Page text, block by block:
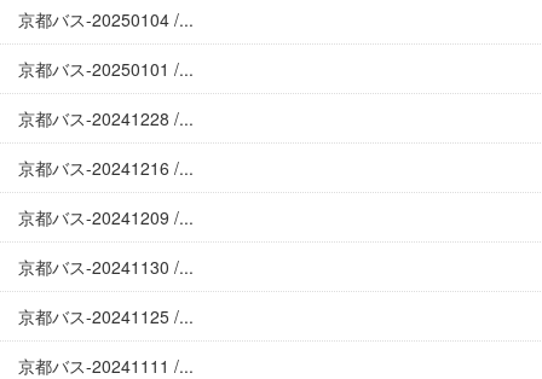
京都バス-20250104 /...
京都バス-20250101 /...
京都バス-20241228 /...
京都バス-20241216 /...
京都バス-20241209 /...
京都バス-20241130 /...
京都バス-20241125 /...
京都バス-20241111 /...